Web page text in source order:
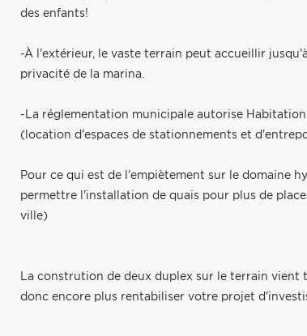
des enfants!
-À l'extérieur, le vaste terrain peut accueillir
privacité de la marina.
-La réglementation municipale autorise
(location d'espaces de stationnements et
Pour ce qui est de l'empiètement sur le domaine
permettre l'installation de quais pour plus de
ville)
La constrution de deux duplex sur le terrain vient
donc encore plus rentabiliser votre projet